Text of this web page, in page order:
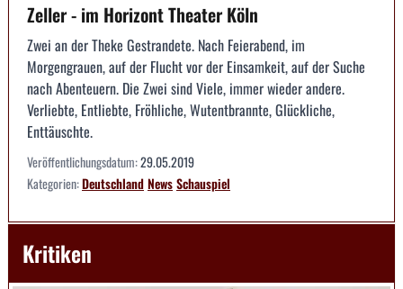
Zeller - im Horizont Theater Köln
Zwei an der Theke Gestrandete. Nach Feierabend, im
Morgengrauen, auf der Flucht vor der Einsamkeit, auf der Suche
nach Abenteuern. Die Zwei sind Viele, immer wieder andere.
Verliebte, Entliebte, Fröhliche, Wutentbrannte, Glückliche,
Enttäuschte.
Veröffentlichungsdatum:29.05.2019
Kategorien:DeutschlandNewsSchauspiel
Kritiken